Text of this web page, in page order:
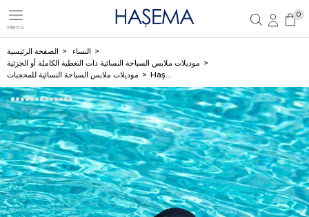
Menü
تسجيل دخول العضو
0
الصفحة الرئيسية
النساء
موديلات ملابس السباحة النسائية ذات التغطية الكاملة أو الجزئية
موديلات ملابس السباحة النسائية للمحجبات
Haşema طقم سباحة كحلي 6 قطع للمحجبات بقماش مطاطي من سلسلة الأداء العالي H-Per50 2020